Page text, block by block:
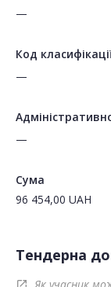
—
Код
—
—
Сума
96 454,00 UAH
Тендерна